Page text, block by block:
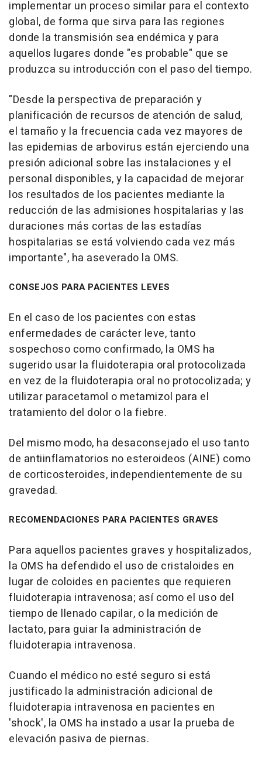
implementar un proceso similar para el contexto
global, de forma que sirva para las regiones
donde la transmisión sea endémica y para
aquellos lugares donde "es probable" que se
produzca su introducción con el paso del tiempo.
"Desde la perspectiva de preparación y
planificación de recursos de atención de salud,
el tamaño y la frecuencia cada vez mayores de
las epidemias de arbovirus están ejerciendo una
presión adicional sobre las instalaciones y el
personal disponibles, y la capacidad de mejorar
los resultados de los pacientes mediante la
reducción de las admisiones hospitalarias y las
duraciones más cortas de las estadías
hospitalarias se está volviendo cada vez más
importante", ha aseverado la OMS.
CONSEJOS PARA PACIENTES LEVES
En el caso de los pacientes con estas
enfermedades de carácter leve, tanto
sospechoso como confirmado, la OMS ha
sugerido usar la fluidoterapia oral protocolizada
en vez de la fluidoterapia oral no protocolizada; y
utilizar paracetamol o metamizol para el
tratamiento del dolor o la fiebre.
Del mismo modo, ha desaconsejado el uso tanto
de antiinflamatorios no esteroideos (AINE) como
de corticosteroides, independientemente de su
gravedad.
RECOMENDACIONES PARA PACIENTES GRAVES
Para aquellos pacientes graves y hospitalizados,
la OMS ha defendido el uso de cristaloides en
lugar de coloides en pacientes que requieren
fluidoterapia intravenosa; así como el uso del
tiempo de llenado capilar, o la medición de
lactato, para guiar la administración de
fluidoterapia intravenosa.
Cuando el médico no esté seguro si está
justificado la administración adicional de
fluidoterapia intravenosa en pacientes en
'shock', la OMS ha instado a usar la prueba de
elevación pasiva de piernas.